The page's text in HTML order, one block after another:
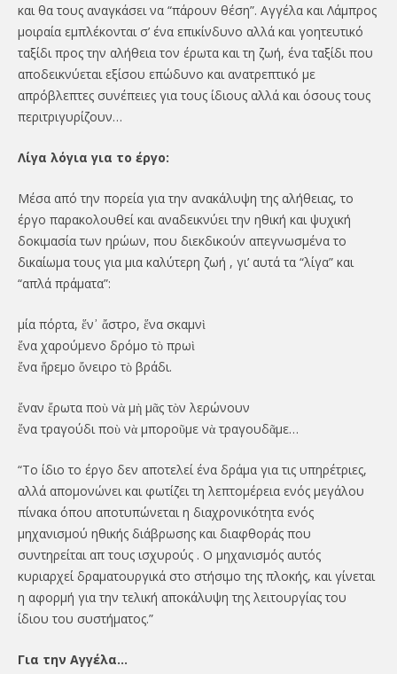
και θα τους αναγκάσει να “πάρουν θέση”. Αγγέλα και Λάμπρος
μοιραία εμπλέκονται σ’ ένα επικίνδυνο αλλά και γοητευτικό
ταξίδι προς την αλήθεια τον έρωτα και τη ζωή, ένα ταξίδι που
αποδεικνύεται εξίσου επώδυνο και ανατρεπτικό με
απρόβλεπτες συνέπειες για τους ίδιους αλλά και όσους τους
περιτριγυρίζουν…
Λίγα λόγια για το έργο:
Μέσα από την πορεία για την ανακάλυψη της αλήθειας, το
έργο παρακολουθεί και αναδεικνύει την ηθική και ψυχική
δοκιμασία των ηρώων, που διεκδικούν απεγνωσμένα το
δικαίωμα τους για μια καλύτερη ζωή , γι’ αυτά τα “λίγα” και
“απλά πράματα”:
μία πόρτα, ἕν᾿ ἄστρο, ἕνα σκαμνὶ
ἕνα χαρούμενο δρόμο τὸ πρωὶ
ἕνα ἤρεμο ὄνειρο τὸ βράδι.
ἕναν ἔρωτα ποὺ νὰ μὴ μᾶς τὸν λερώνουν
ἕνα τραγούδι ποὺ νὰ μποροῦμε νὰ τραγουδᾶμε…
“Το ίδιο το έργο δεν αποτελεί ένα δράμα για τις υπηρέτριες,
αλλά απομονώνει και φωτίζει τη λεπτομέρεια ενός μεγάλου
πίνακα όπου αποτυπώνεται η διαχρονικότητα ενός
μηχανισμού ηθικής διάβρωσης και διαφθοράς που
συντηρείται απ τους ισχυρούς . Ο μηχανισμός αυτός
κυριαρχεί δραματουργικά στο στήσιμο της πλοκής, και γίνεται
η αφορμή για την τελική αποκάλυψη της λειτουργίας του
ίδιου του συστήματος.”
Για την Αγγέλα…